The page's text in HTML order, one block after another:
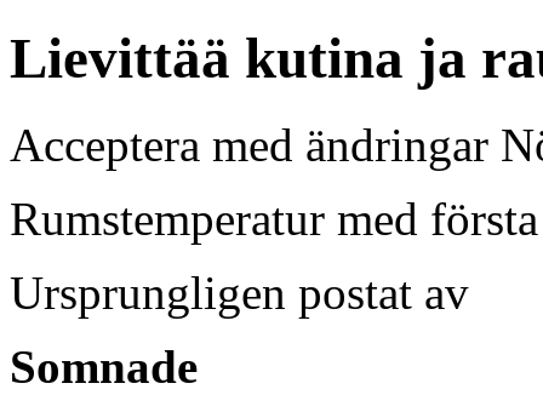
Lievittää kutina ja
Acceptera med ändringar
Rumstemperatur med
Ursprungligen postat av
Somnade